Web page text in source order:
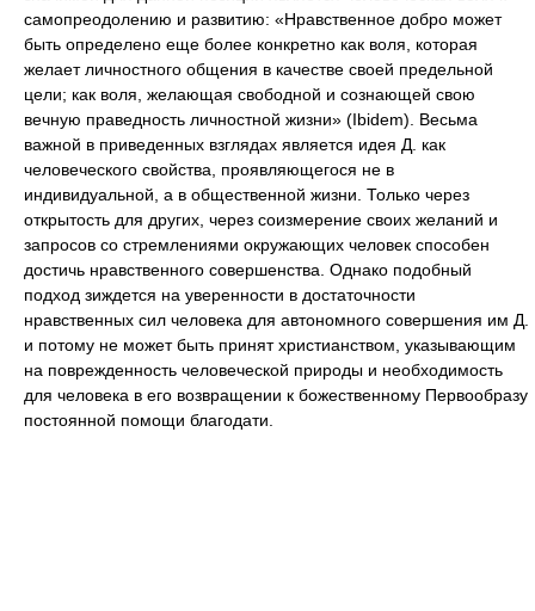
самопреодолению и развитию: «Нравственное добро может
быть определено еще более конкретно как воля, которая
желает личностного общения в качестве своей предельной
цели; как воля, желающая свободной и сознающей свою
вечную праведность личностной жизни» (Ibidem). Весьма
важной в приведенных взглядах является идея Д. как
человеческого свойства, проявляющегося не в
индивидуальной, а в общественной жизни. Только через
открытость для других, через соизмерение своих желаний и
запросов со стремлениями окружающих человек способен
достичь нравственного совершенства. Однако подобный
подход зиждется на уверенности в достаточности
нравственных сил человека для автономного совершения им Д.
и потому не может быть принят христианством, указывающим
на поврежденность человеческой природы и необходимость
для человека в его возвращении к божественному Первообразу
постоянной помощи благодати.